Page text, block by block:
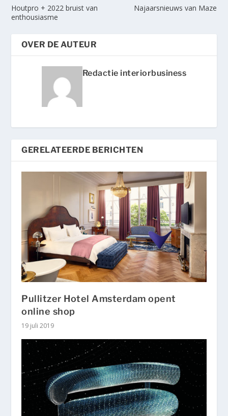
Houtpro + 2022 bruist van
enthousiasme
Najaarsnieuws van Maze
OVER DE AUTEUR
Redactie interiorbusiness
GERELATEERDE BERICHTEN
Pullitzer Hotel Amsterdam opent
online shop
19 juli 2019